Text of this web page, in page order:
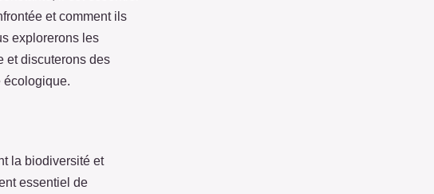
et comment ils
explorerons les
et discuterons des
écologique.
la biodiversité et
essentiel de